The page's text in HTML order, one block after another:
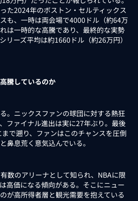
た2024年のボストン・セルティックス
も、一時は両会場で4000ドル（約64万
は一時的な高騰であり、最終的な実勢
リーズ平均は約1660ドル（約26万円）
騰しているのか
。ニックスファンの球団に対する熱狂
ファイナル進出は実に27年ぶり。最後
で遡り、ファンはこのチャンスを圧倒
鼻息荒く意気込んでいる。
数のアリーナとして知られ、NBAに限
高価になる傾向がある。そこにニュー
が高所得者層と観光需要を抱えている